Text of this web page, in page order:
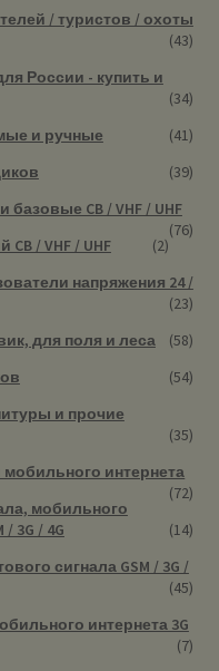
/ туристов / охоты
(43)
России - купить и
(34)
и ручные
(41)
(39)
CB / VHF / UHF
(76)
/ VHF / UHF
(2)
напряжения 24 /
(23)
для поля и леса
(58)
(54)
и прочие
(35)
мобильного интернета
(72)
мобильного
3G / 4G
(14)
сигнала GSM / 3G /
(45)
интернета 3G
(7)